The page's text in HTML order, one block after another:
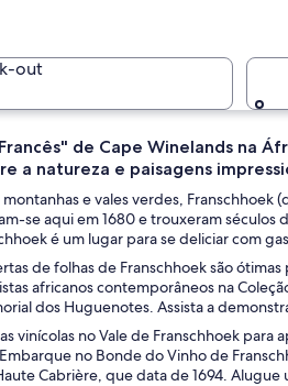
com um caminho de pedra que leva até
out
de Cape Winelands na
a natureza e paisagens
e vales verdes, Franschhoek
se aqui em 1680 e trouxeram séculos
é um lugar para se deliciar com
de folhas de Franschhoek são
africanos contemporâneos na
dos Huguenotes. Assista a
vinícolas no Vale de Franschhoek
no Bonde do Vinho de
Cabrière, que data de 1694.